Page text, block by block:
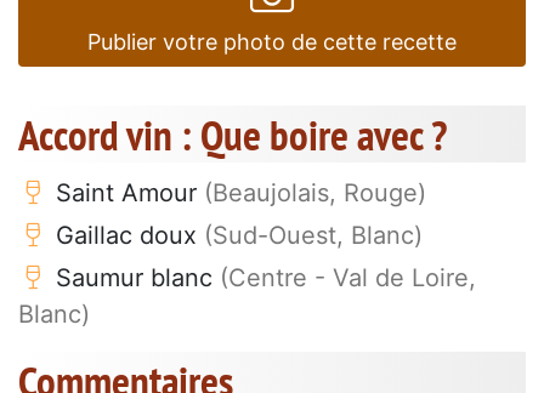
Publier votre photo de cette recette
Accord vin : Que boire avec ?
Saint Amour (Beaujolais, Rouge)
Gaillac doux (Sud-Ouest, Blanc)
Saumur blanc (Centre - Val de Loire,
Blanc)
Commentaires